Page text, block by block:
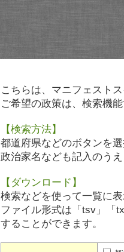
こちらは、マニフェスト
ご希望の政策は、検索機
【検索方法】
都道府県などのボタンを
政治家名なども記入のう
【ダウンロード】
検索などを使って一覧に
ファイル形式は「tsv」「
することができます。